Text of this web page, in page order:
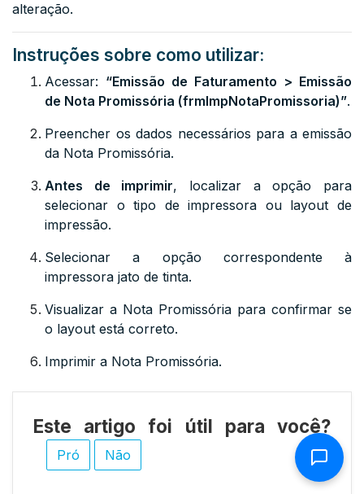
alteração.
Instruções sobre como utilizar:
Acessar: “Emissão de Faturamento > Emissão
de Nota Promissória (frmImpNotaPromissoria)”.
Preencher os dados necessários para a emissão
da Nota Promissória.
Antes de imprimir, localizar a opção para
selecionar o tipo de impressora ou layout de
impressão.
Selecionar a opção correspondente à
impressora jato de tinta.
Visualizar a Nota Promissória para confirmar se
o layout está correto.
Imprimir a Nota Promissória.
Este artigo foi útil para você?
Pró Não